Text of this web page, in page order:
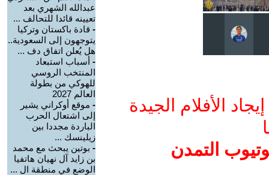
الأفلام الجيدة
التمدن
عبدالله الشهري بعد
تعيينه قائدا للتحالف ...
- قادة باكستان وتركيا
يتوجهون إلى السعودية..
هل يُعلن اتفاق دف ...
- أسباب استبعاد
المنتخب الروسي
للهوكي من بطولة
العالم 2027
- موقع أوكراني يشير
إلى اشتعال الحرب
الباردة مجددا بين
زيلينسك ...
- بوتين يبحث مع محمد
بن زايد آل نهيان هاتفيا
الوضع في منطقة ال ...